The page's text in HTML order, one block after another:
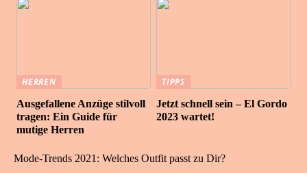
HERREN
Ausgefallene Anzüge stilvoll
tragen: Ein Guide für
mutige Herren
TIPPS
Jetzt schnell sein – El Gordo
2023 wartet!
Mode-Trends 2021: Welches Outfit passt zu Dir?